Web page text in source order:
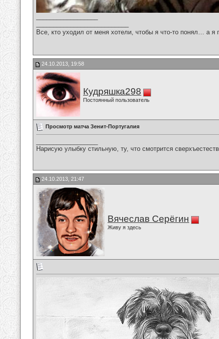
Все, кто уходил от меня хотели, чтобы я что-то понял… а
24.10.2013, 19:58
Кудряшка298
Постоянный пользователь
Просмотр матча Зенит-Португалия
Нарисую улыбку стильную, ту, что смотрится
24.10.2013, 21:47
Вячеслав Серёгин
Живу я здесь